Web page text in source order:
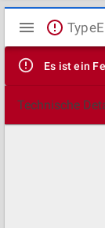
Mirador
Viewer
Es ist ein
Technische